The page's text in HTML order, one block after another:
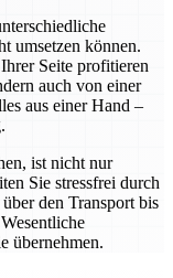
umsetzen können.
Seite profitieren
auch von einer
aus einer Hand –
ist nicht nur
Sie stressfrei durch
den Transport bis
übernehmen.